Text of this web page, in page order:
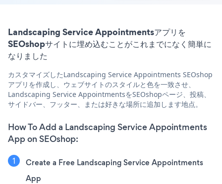
Landscaping Service Appointmentsアプリを
SEOshopサイトに埋め込むことがこれまでになく簡単に
なりました
カスタマイズしたLandscaping Service Appointments SEOshop
アプリを作成し、ウェブサイトのスタイルと色を一致させ、
Landscaping Service AppointmentsをSEOshopページ、投稿、
サイドバー、フッター、または好きな場所に追加します地点。
How To Add a Landscaping Service Appointments
App on SEOshop:
Create a Free Landscaping Service Appointments
App